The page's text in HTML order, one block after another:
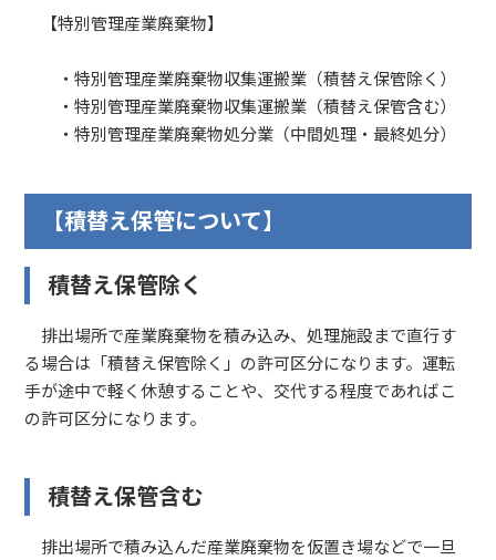
【特別管理産業廃棄物】
・特別管理産業廃棄物収集運搬業（積替え保管除く）
・特別管理産業廃棄物収集運搬業（積替え保管含む）
・特別管理産業廃棄物処分業（中間処理・最終処分）
【積替え保管について】
積替え保管除く
排出場所で産業廃棄物を積み込み、処理施設まで直行す
る場合は「積替え保管除く」の許可区分になります。運転
手が途中で軽く休憩することや、交代する程度であればこ
の許可区分になります。
積替え保管含む
排出場所で積み込んだ産業廃棄物を仮置き場などで一旦